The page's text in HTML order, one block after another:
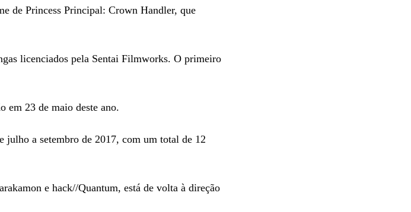
de Princess Principal: Crown Handler, que
licenciados pela Sentai Filmworks. O primeiro
em 23 de maio deste ano.
a setembro de 2017, com um total de 12
e hack//Quantum, está de volta à direção